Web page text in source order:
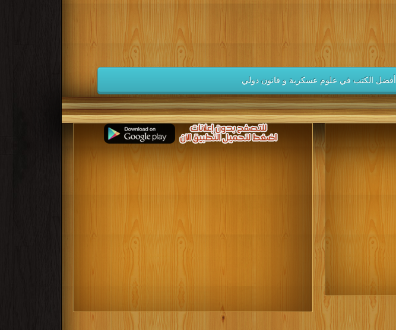
كتب 1935 كتب 1934 كتب 1931
كتب 1930
كتب 1926 كتب 1925 كتب 1924 كتب 1923 كتب 1922
كتب 1921
كتب 1916 كتب 1915 كتب 1914 كتب 1913
كتب 1912
كتب 1907 كتب 1906 كتب 1905 كتب 1904
كتب 1903
أفضل الكتب في علوم عسكرية و قانون دولي